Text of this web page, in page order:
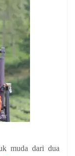
muda dari dua